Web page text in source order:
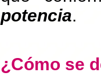
potencia.
¿Cómo se